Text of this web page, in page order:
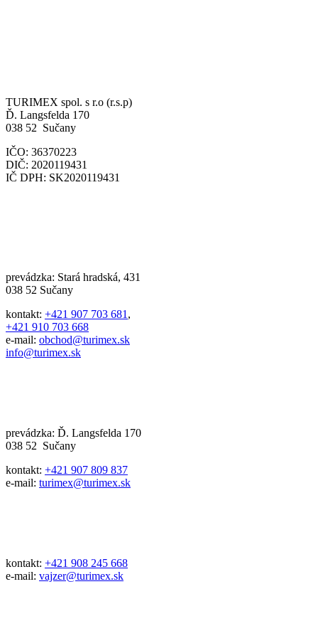
TURIMEX spol. s r.o (r.s.p)
Ď. Langsfelda 170
038 52 Sučany
IČO: 36370223
DIČ: 2020119431
IČ DPH: SK2020119431
prevádzka: Stará hradská, 431
038 52 Sučany
kontakt: +421 907 703 681 ,
+421 910 703 668
e-mail: obchod@turimex.sk
info@turimex.sk
prevádzka: Ď. Langsfelda 170
038 52 Sučany
kontakt: +421 907 809 837
e-mail: turimex@turimex.sk
kontakt: +421 908 245 668
e-mail: vajzer@turimex.sk